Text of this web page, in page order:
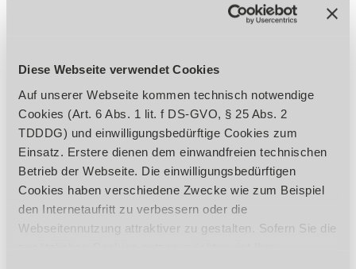
Diese Webseite verwendet Cookies
Auf unserer Webseite kommen technisch notwendige
Cookies (Art. 6 Abs. 1 lit. f DS-GVO, § 25 Abs. 2
TDDDG) und einwilligungsbedürftige Cookies zum
Einsatz. Erstere dienen dem einwandfreien technischen
Betrieb der Webseite. Die einwilligungsbedürftigen
Cookies haben verschiedene Zwecke wie zum Beispiel
den Internetaufritt zu verbessern oder die
Webseitennutzung attraktiver zu gestalten. Sofern Sie die
Geplant ist ein Neubau, der das in die Jahre gekommene
Ausbildungszentrum in der Herzstraße ersetzen soll, um
ermöglichen. Laut Handwerkskammer sei das Handwerk
Bamberg mit rund 3.500 Betrieben, ca. 17.700
Beschäftigten und über 1.200 Auszubildenden.
Eine zeitgemäße Werkstatteinrichtung mit modernen, auf
die Bedürfnisse von Auszubildenden ausgelegten
Maschinen ist dabei essentiell, um den Handwerkern von
morgen das richtige Rüstzeug an die Hand zu geben.
Speziell für Bildungszentren geeignete Maschinen, wie